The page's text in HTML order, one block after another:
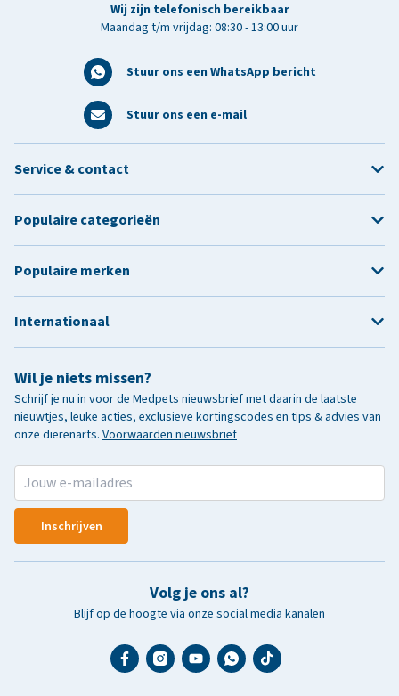
Wij zijn telefonisch bereikbaar
Maandag t/m vrijdag: 08:30 - 13:00 uur
Stuur ons een WhatsApp bericht
Stuur ons een e-mail
Wil je niets missen?
Schrijf je nu in voor de Medpets nieuwsbrief met daarin de laatste
nieuwtjes, leuke acties, exclusieve kortingscodes en tips & advies van
onze dierenarts. Voorwaarden nieuwsbrief
Inschrijven
Volg je ons al?
Blijf op de hoogte via onze social media kanalen
Service & contact
Populaire categorieën
Populaire merken
Internationaal